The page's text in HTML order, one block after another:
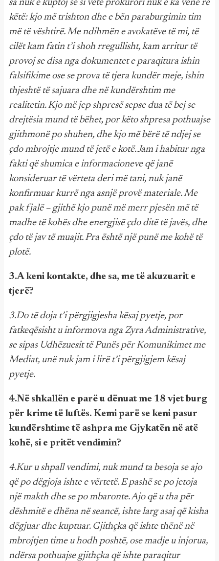
sa nuk e kuptoj se si vetë prokurori nuk e ka vënë re
këtë: kjo më trishton dhe e bën paraburgimin tim
më të vështirë. Me ndihmën e avokatëve të mi, të
cilët kam fatin t’i shoh rregullisht, kam arritur të
provoj se disa nga dokumentet e paraqitura ishin
falsifikime ose se prova të tjera kundër meje, ishin
thjeshtë të sajuara dhe në kundërshtim me
realitetin. Kjo më jep shpresë sepse dua të bej se
drejtësia mund të bëhet, por këto shpresa pothuajse
gjithmonë po shuhen, dhe kjo më bërë të ndjej se
çdo mbrojtje mund të jetë e kotë. Jam i habitur nga
fakti që shumica e informacioneve që janë
konsideruar të vërteta deri më tani, nuk janë
konfirmuar kurrë nga asnjë provë materiale. Me
pak fjalë – gjithë kjo punë më merr pjesën më të
madhe të kohës dhe energjisë çdo ditë të javës, dhe
çdo të jav të muajit. Pra është një punë me kohë të
plotë.
3.A keni kontakte, dhe sa, me të akuzuarit e
tjerë?
3.Do të doja t’i përgjigjesha kësaj pyetje, por
fatkeqësisht u informova nga Zyra Administrative,
se sipas Udhëzuesit të Punës për Komunikimet me
Mediat, unë nuk jam i lirë t’i përgjigjem kësaj
pyetje.
4.Në shkallën e parë u dënuat me 18 vjet burg
për krime të luftës. Kemi parë se keni pasur
kundërshtime të ashpra me Gjykatën në atë
kohë, si e pritët vendimin?
4.Kur u shpall vendimi, nuk mund ta besoja se ajo
që po dëgjoja ishte e vërtetë. E pashë se po jetoja
një makth dhe se po mbaronte. Ajo që u tha për
dëshmitë e dhëna në seancë, ishte larg asaj që kisha
dëgjuar dhe kuptuar. Gjithçka që ishte thënë në
mbrojtjen time u hodh poshtë, ose madje u injorua,
ndërsa pothuajse gjithçka që ishte paraqitur